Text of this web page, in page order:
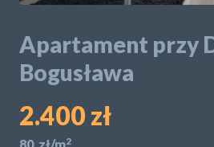
Apartament przy
Bogusława
2.400 zł
2